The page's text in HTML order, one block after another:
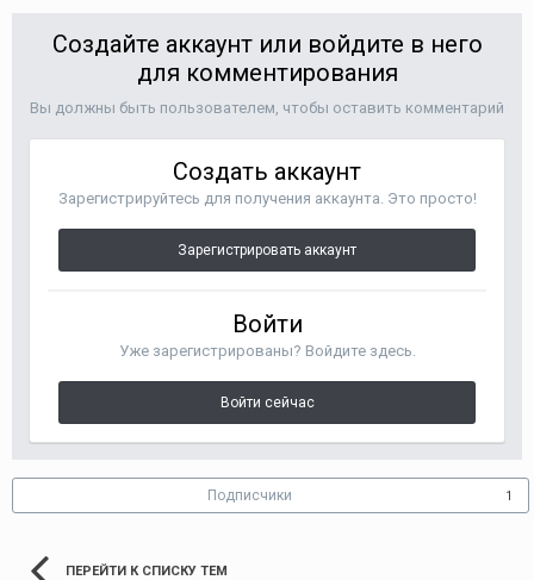
Создайте аккаунт или войдите в него
для комментирования
Вы должны быть пользователем, чтобы оставить комментарий
Создать аккаунт
Зарегистрируйтесь для получения аккаунта. Это просто!
Зарегистрировать аккаунт
Войти
Уже зарегистрированы? Войдите здесь.
Войти сейчас
Подписчики 1
ПЕРЕЙТИ К СПИСКУ ТЕМ